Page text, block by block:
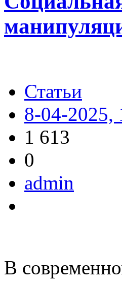
Статьи
8-04-2025,
1 613
0
admin
В